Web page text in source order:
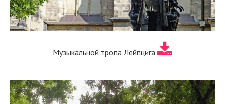
Музыкальной тропа Лейпцига